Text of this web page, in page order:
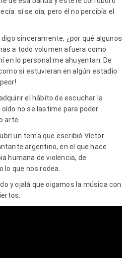
sí se oía, pero él no percibía el
sinceramente, ¿por qué algunos
a todo volumen afuera como
en lo personal me ahuyentan. De
si estuvieran en algún estadio
el hábito de escuchar la
no se lastime para poder
arte.
un tema que escribió Víctor
argentino, en el que hace
humana de violencia, de
que nos rodea.
y ojalá que oigamos la música con